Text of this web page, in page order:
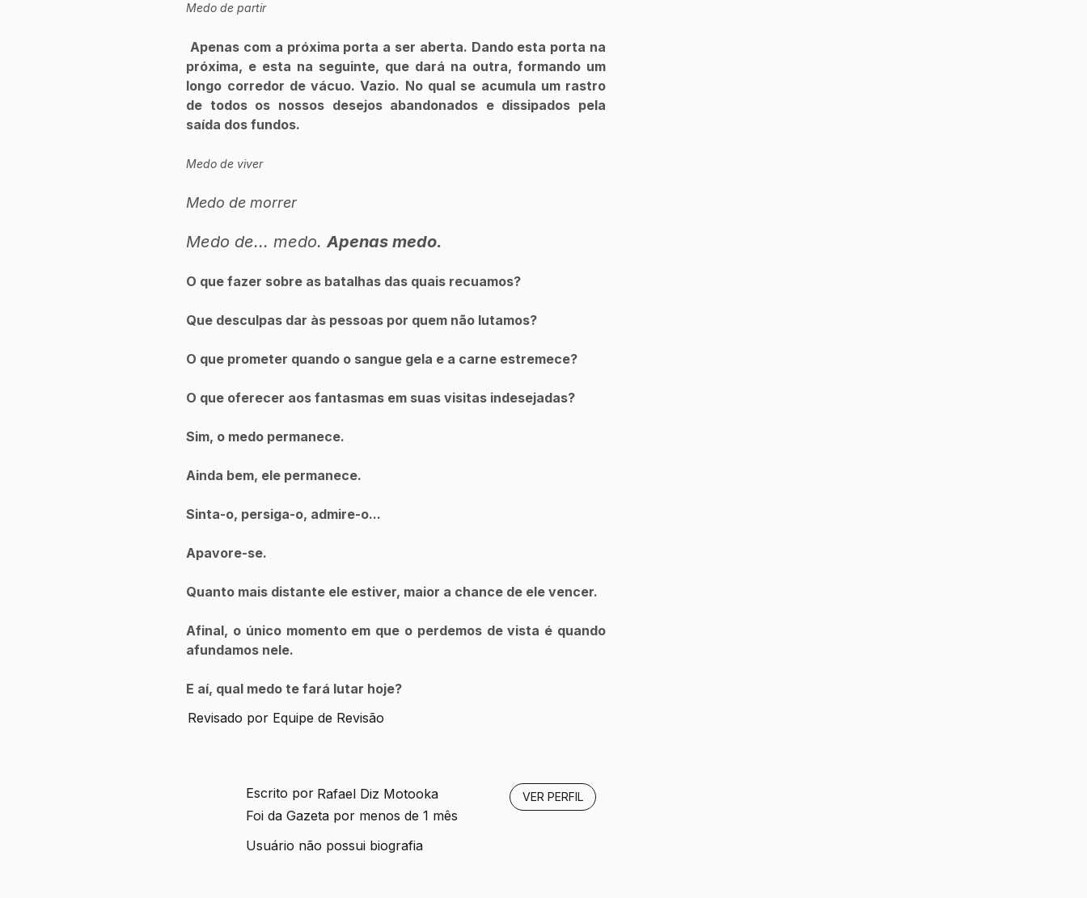
Medo de partir
Apenas com a próxima porta a ser aberta. Dando esta porta na
próxima, e esta na seguinte, que dará na outra, formando um
longo corredor de vácuo. Vazio. No qual se acumula um rastro
de todos os nossos desejos abandonados e dissipados pela
saída dos fundos.
Medo de viver
Medo de morrer
Medo de... medo. Apenas medo.
O que fazer sobre as batalhas das quais recuamos?
Que desculpas dar às pessoas por quem não lutamos?
O que prometer quando o sangue gela e a carne estremece?
O que oferecer aos fantasmas em suas visitas indesejadas?
Sim, o medo permanece.
Ainda bem, ele permanece.
Sinta-o, persiga-o, admire-o...
Apavore-se.
Quanto mais distante ele estiver, maior a chance de ele vencer.
Afinal, o único momento em que o perdemos de vista é quando
afundamos nele.
E aí, qual medo te fará lutar hoje?
Revisado por Equipe de Revisão
Escrito por Rafael Diz Motooka
Foi da Gazeta por menos de 1 mês
Usuário não possui biografia
VER PERFIL